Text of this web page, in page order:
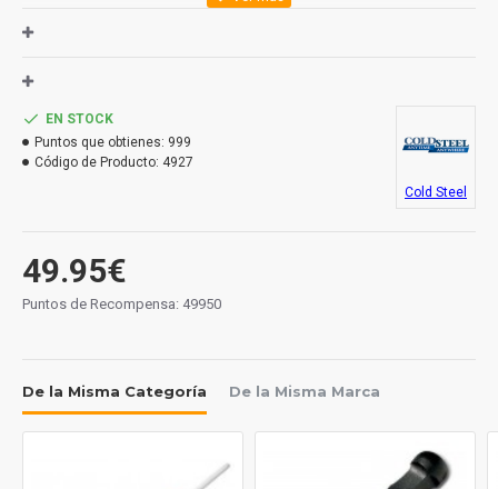
49.95€
Puntos de Recompensa: 49950
EN STOCK
Puntos que obtienes: 999
Código de Producto: 4927
Cold Steel
De la Misma Categoría De la Misma Marca